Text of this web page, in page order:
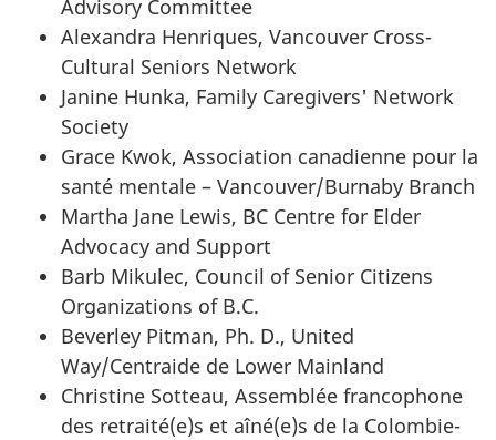
Advisory Committee
Alexandra Henriques, Vancouver Cross-
Cultural Seniors Network
Janine Hunka, Family Caregivers' Network
Society
Grace Kwok, Association canadienne pour la
santé mentale – Vancouver/Burnaby Branch
Martha Jane Lewis, BC Centre for Elder
Advocacy and Support
Barb Mikulec, Council of Senior Citizens
Organizations of B.C.
Beverley Pitman, Ph. D., United
Way/Centraide de Lower Mainland
Christine Sotteau, Assemblée francophone
des retraité(e)s et aîné(e)s de la Colombie-